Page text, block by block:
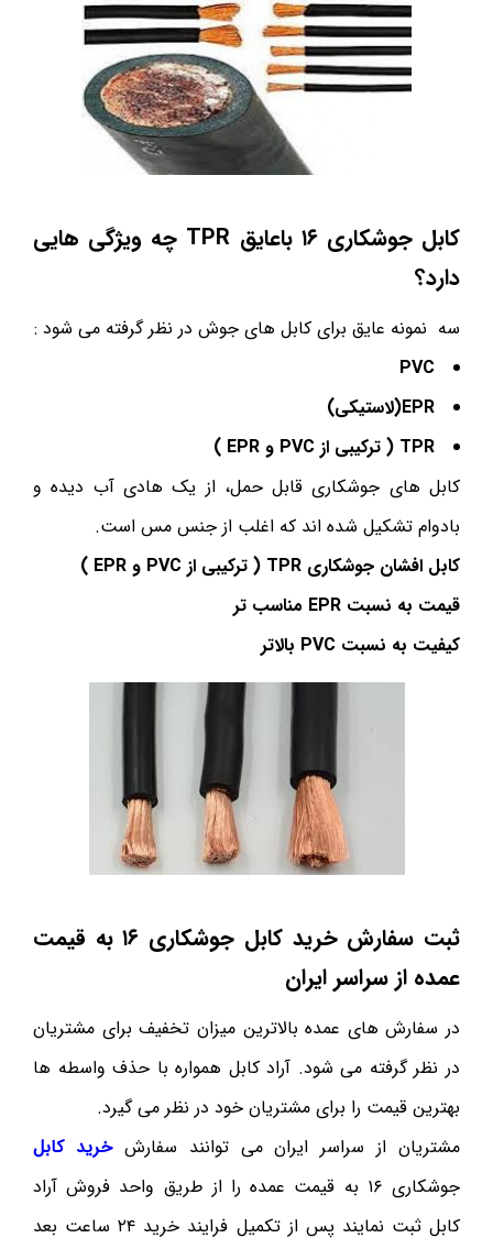
کابل جوشکاری۱۶ باعایق TPR چه ویژگی هایی
دارد؟
سه نمونه عایق برای کابل های جوش در نظر گرفته می شود :
PVC
EPR(لاستیکی)
TPR ( ترکیبی از PVC و EPR
)
کابل های جوشکاری قابل حمل، از یک هادی آب دیده و
بادوام تشکیل شده اند که اغلب از جنس مس است.
کابل افشان جوشکاری TPR ( ترکیبی از PVC و EPR
)
قیمت به نسبت EPR مناسب تر
کیفیت به نسبت PVC بالاتر
ثبت سفارش خرید کابل جوشکاری ۱۶به قیمت
عمده از سراسر ایران
در سفارش های عمده بالاترین میزان تخفیف برای مشتریان
در نظر گرفته می شود. آراد کابل همواره با حذف واسطه ها
بهترین قیمت را برای مشتریان خود در نظر می گیرد.
مشتریان از سراسر ایران می توانند سفارشخرید کابل
جوشکاری ۱۶ به قیمت عمده را از طریق واحد فروش آراد
کابل ثبت نمایند پس از تکمیل فرایند خرید ۲۴ ساعت بعد